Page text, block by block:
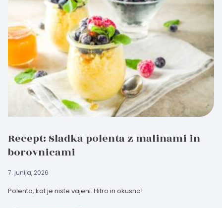
Recept: Sladka polenta z malinami in
borovnicami
7. junija, 2026
Polenta, kot je niste vajeni. Hitro in okusno!